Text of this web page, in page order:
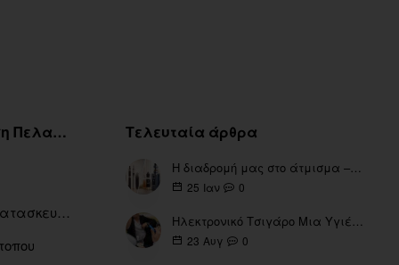
Εξυπηρέτηση Πελατών
Ευρετήριο Κατασκευαστών
Τελευταία άρθρα
Η διαδρομή μας στο άτμισμα – Από τα πρώτα eGo έως τη σύγχρονη εποχή
25 Ιαν 0
Ηλεκτρονικό Τσιγάρο Μια Υγιέστερη Επιλογή
23 Αυγ 0